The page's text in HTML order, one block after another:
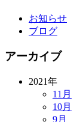
お知らせ
ブログ
アーカイブ
2021年
11月
10月
9月